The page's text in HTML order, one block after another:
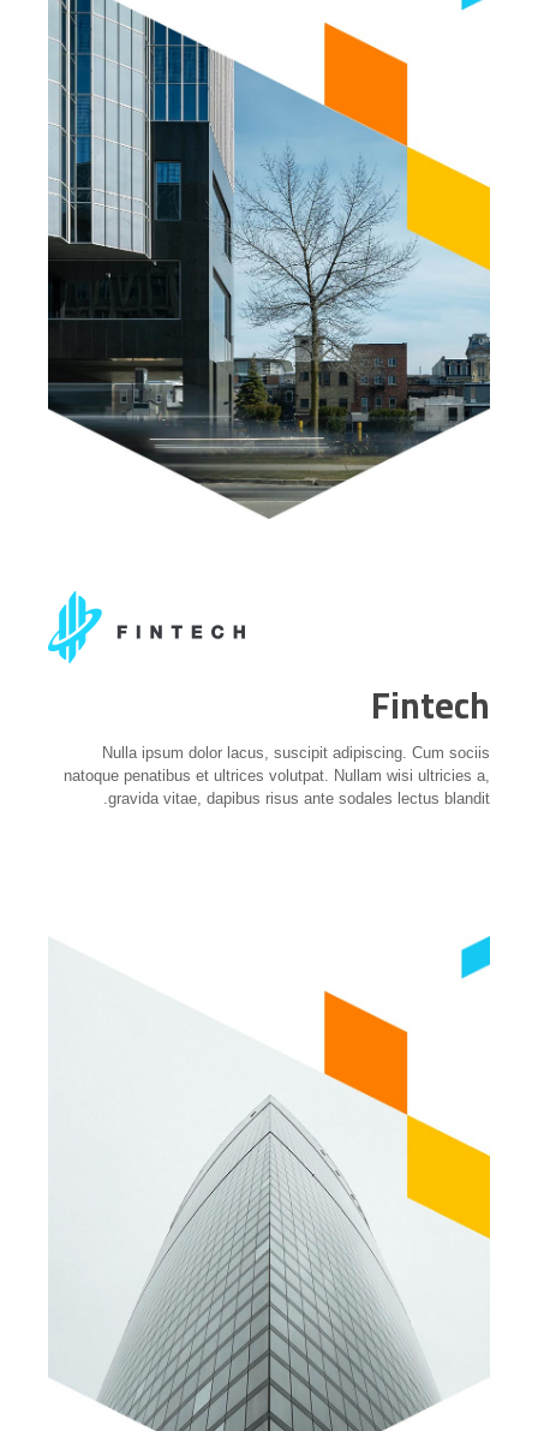
Fintech
Nulla ipsum dolor lacus, suscipit adipiscing. Cum sociis
natoque penatibus et ultrices volutpat. Nullam wisi ultricies a,
gravida vitae, dapibus risus ante sodales lectus blandit.